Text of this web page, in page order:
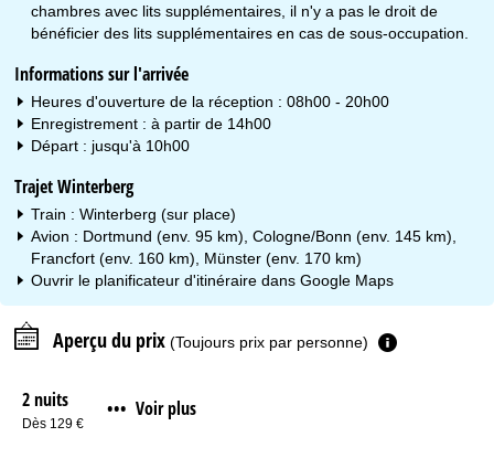
chambres avec lits supplémentaires, il n'y a pas le droit de
bénéficier des lits supplémentaires en cas de sous-occupation.
Informations sur l'arrivée
Heures d'ouverture de la réception : 08h00 - 20h00
Enregistrement : à partir de 14h00
Départ : jusqu'à 10h00
Trajet Winterberg
Train : Winterberg (sur place)
Avion : Dortmund (env. 95 km), Cologne/Bonn (env. 145 km),
Francfort (env. 160 km), Münster (env. 170 km)
Ouvrir le planificateur d'itinéraire dansGoogle Maps
Aperçu du prix (Toujours prix par personne)
2 nuits
Dès 129 €
••• Voir plus